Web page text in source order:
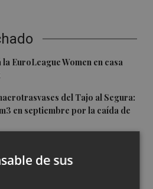
EuroLeague Women en casa
del Tajo al Segura:
en septiembre por la caída de
CV-560 por las obras del puente
de sus